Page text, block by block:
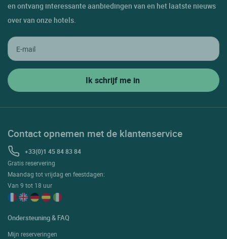
en ontvang interessante aanbiedingen van en het laatste nieuws
over van onze hotels.
Contact opnemen met de klantenservice
+33(0)1 45 84 83 84
Gratis reservering
Maandag tot vrijdag en feestdagen:
Van 9 tot 18 uur
Ondersteuning & FAQ
Mijn reserveringen